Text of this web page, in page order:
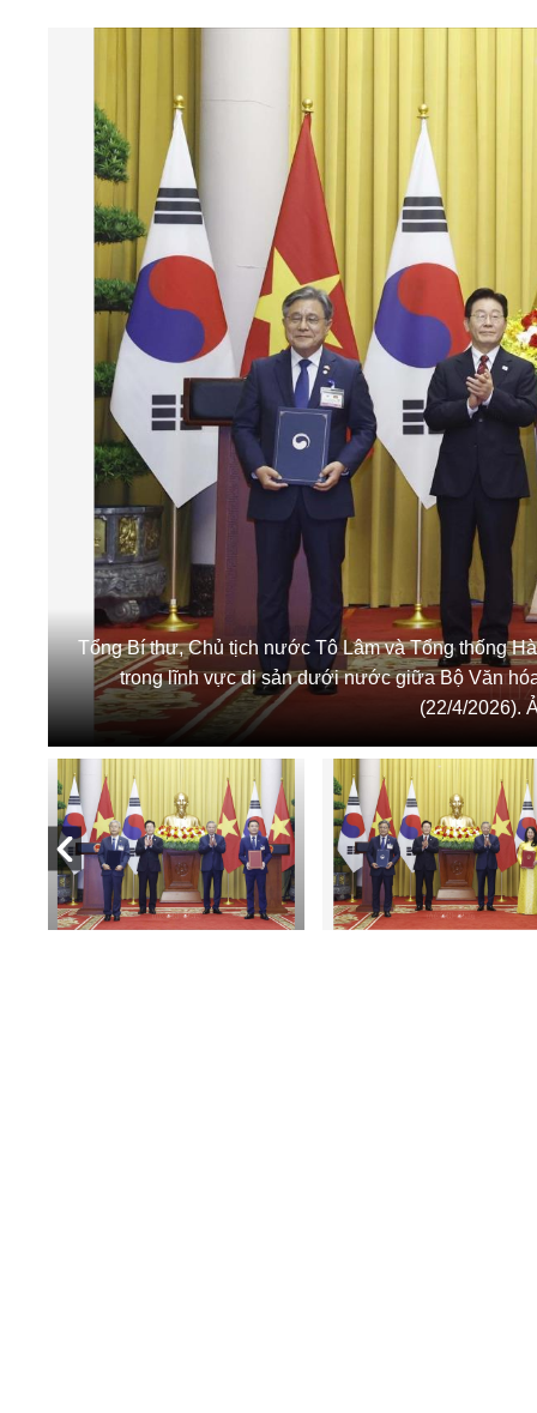
Tổng Bí thư, Chủ tịch nước Tô Lâm và Tổng thống
trong lĩnh vực di sản dưới nước giữa Bộ Văn
(22/4/2026).